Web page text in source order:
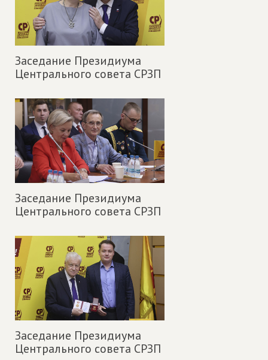
Заседание Президиума
Центрального совета СРЗП
Заседание Президиума
Центрального совета СРЗП
Заседание Президиума
Центрального совета СРЗП